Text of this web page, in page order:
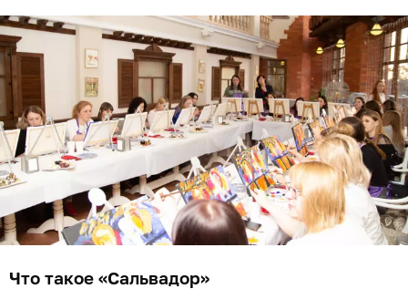
Что такое «Сальвадор»